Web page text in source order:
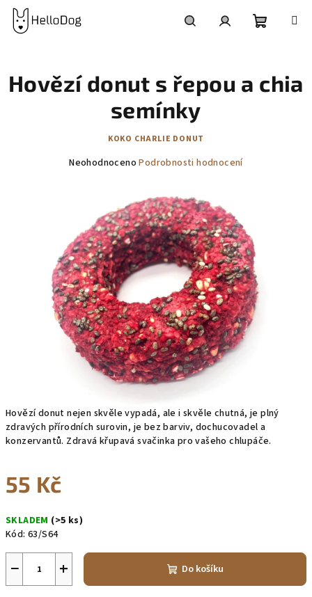
Přejít
obsah
košík
Hovězí donut nejen skvěle vypadá, ale i skvěle chutná, je plný
zdravých přírodních surovin, je bez barviv, dochucovadel a
konzervantů. Zdravá křupavá svačinka pro vašeho chlupáče.
55 Kč
cena:
SKLADEM (>5 ks)
Kód: 63/S64
+
− Do košíku
Hovězí donut s řepou a chia
semínky
KOKO CHARLIE DONUT
Průměrné
5
hvězdiček.
Neohodnoceno Podrobnosti hodnocení